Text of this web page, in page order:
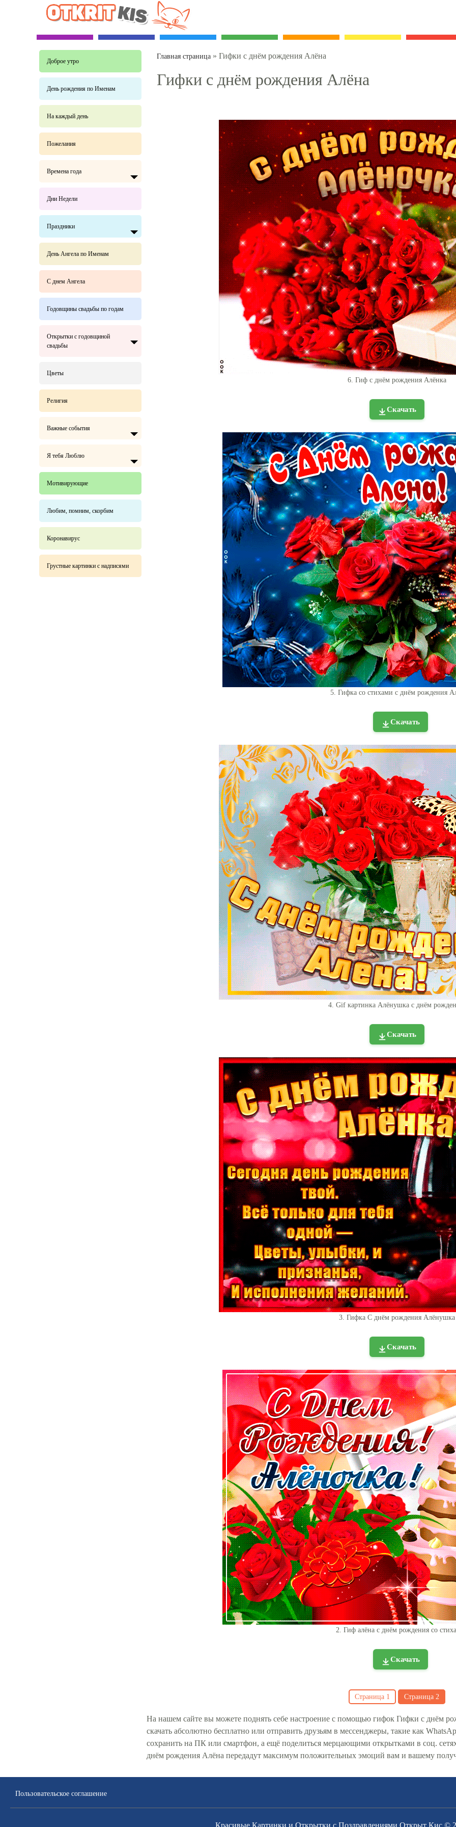
Доброе утро
День рождения по Именам
На каждый день
Пожелания
Времена года
Дни Недели
Праздники
День Ангела по Именам
С днем Ангела
Годовщины свадьбы по годам
Открытки с годовщиной
свадьбы
Цветы
Религия
Важные события
Я тебя Люблю
Мотивирующие
Любим, помним, скорбим
Коронавирус
Грустные картинки с надписями
Главная страница » Гифки с днём рождения Алёна
Гифки с днём рождения Алёна
6. Гиф с днём рождения Алёнка
Скачать
5. Гифка со стихами с днём рождения
Скачать
4. Gif картинка Алёнушка с днём
Скачать
3. Гифка С днём рождения Алёнушка
Скачать
2. Гиф алёна с днём рождения со
Скачать
Страница 1 Страница 2
На нашем сайте вы можете поднять себе настроение с помощью гифок Гифки с днём
скачать абсолютно бесплатно или отправить друзьям в мессенджеры, такие как
сохранить на ПК или смартфон, а ещё поделиться мерцающими открытками в соц.
днём рождения Алёна передадут максимум положительных эмоций вам и вашему
Пользовательское соглашение
Красивые Картинки и Открытки с Поздравлениями Открыт Кис ©